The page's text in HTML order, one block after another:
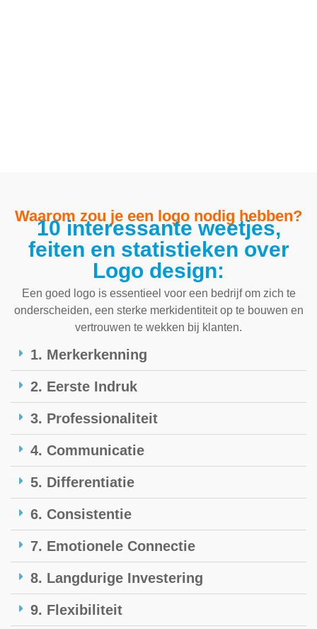
Waarom zou je een logo nodig hebben?
10 interessante weetjes,
feiten en statistieken over
Logo design:
Een goed logo is essentieel voor een bedrijf om zich te
onderscheiden, een sterke merkidentiteit op te bouwen en
vertrouwen te wekken bij klanten.
1. Merkerkenning
2. Eerste Indruk
3. Professionaliteit
4. Communicatie
5. Differentiatie
6. Consistentie
7. Emotionele Connectie
8. Langdurige Investering
9. Flexibiliteit